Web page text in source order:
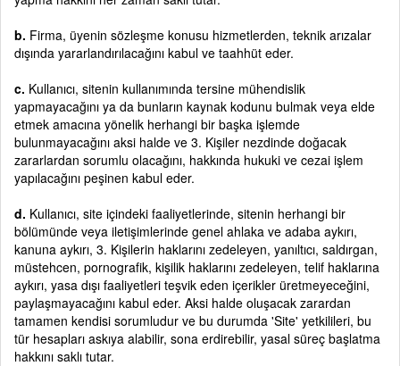
b. Firma, üyenin sözleşme konusu hizmetlerden, teknik arızalar
dışında yararlandırılacağını kabul ve taahhüt eder.
c. Kullanıcı, sitenin kullanımında tersine mühendislik
yapmayacağını ya da bunların kaynak kodunu bulmak veya elde
etmek amacına yönelik herhangi bir başka işlemde
bulunmayacağını aksi halde ve 3. Kişiler nezdinde doğacak
zararlardan sorumlu olacağını, hakkında hukuki ve cezai işlem
yapılacağını peşinen kabul eder.
d. Kullanıcı, site içindeki faaliyetlerinde, sitenin herhangi bir
bölümünde veya iletişimlerinde genel ahlaka ve adaba aykırı,
kanuna aykırı, 3. Kişilerin haklarını zedeleyen, yanıltıcı, saldırgan,
müstehcen, pornografik, kişilik haklarını zedeleyen, telif haklarına
aykırı, yasa dışı faaliyetleri teşvik eden içerikler üretmeyeceğini,
paylaşmayacağını kabul eder. Aksi halde oluşacak zarardan
tamamen kendisi sorumludur ve bu durumda 'Site' yetkilileri, bu
tür hesapları askıya alabilir, sona erdirebilir, yasal süreç başlatma
hakkını saklı tutar.